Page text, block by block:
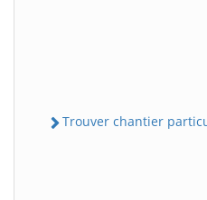
Trouver chantier